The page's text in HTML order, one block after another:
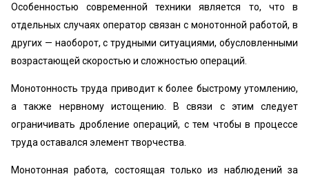
Особенностью современной техники является то, что в
отдельных случаях оператор связан с монотонной работой, в
других — наоборот, с трудными ситуациями, обусловленными
возрастающей скоростью и сложностью операций.
Монотонность труда приводит к более быстрому утомлению,
а также нервному истощению. В связи с этим следует
ограничивать дробление операций, с тем чтобы в процессе
труда оставался элемент творчества.
Монотонная работа, состоящая только из наблюдений за